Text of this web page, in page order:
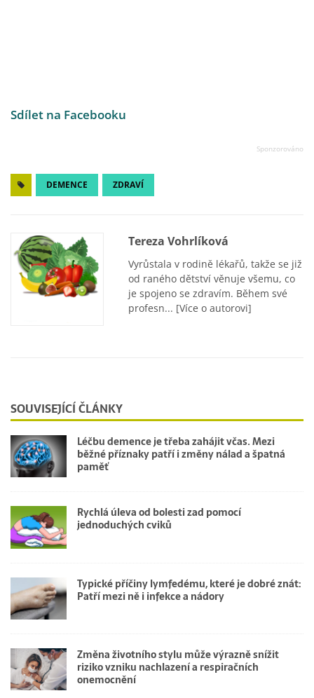
Sdílet na Facebooku
DEMENCE ZDRAVÍ
Tereza Vohrlíková
Vyrůstala v rodině lékařů, takže se již
od raného dětství věnuje všemu, co
je spojeno se zdravím. Během své
profesn... [Více o autorovi]
SOUVISEJÍCÍ ČLÁNKY
Léčbu demence je třeba zahájit včas. Mezi
běžné příznaky patří i změny nálad a špatná
paměť
Rychlá úleva od bolesti zad pomocí
jednoduchých cviků
Typické příčiny lymfedému, které je dobré znát:
Patří mezi ně i infekce a nádory
Změna životního stylu může výrazně snížit
riziko vzniku nachlazení a respiračních
onemocnění